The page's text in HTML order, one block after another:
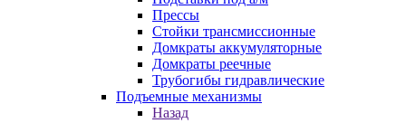
Прессы
Стойки трансмиссионные
Домкраты аккумуляторные
Домкраты реечные
Трубогибы гидравлические
Подъемные механизмы
Назад